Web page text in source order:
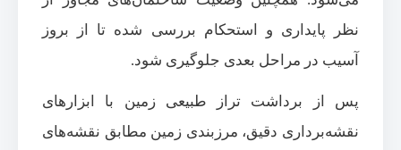
نظر پایداری و استحکام بررسی شده تا از بروز
آسیب در مراحل بعدی جلوگیری شود.
پس از برداشت تراز طبیعی زمین با ابزارهای
نقشه‌برداری دقیق، مرزبندی زمین مطابق نقشه‌های